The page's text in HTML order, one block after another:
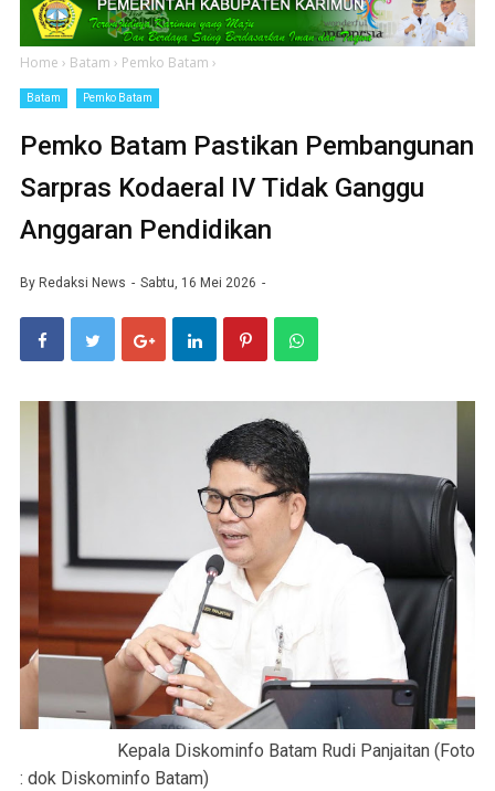
Home › Batam › Pemko Batam ›
Batam Pemko Batam
Pemko Batam Pastikan Pembangunan
Sarpras Kodaeral IV Tidak Ganggu
Anggaran Pendidikan
By Redaksi News Sabtu, 16 Mei 2026
Kepala Diskominfo Batam Rudi Panjaitan (Foto
: dok Diskominfo Batam)